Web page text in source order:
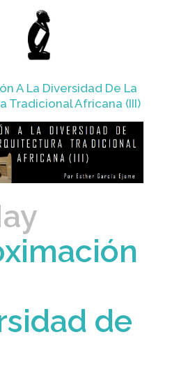
A La Diversidad De La
Tradicional Africana (III)
de